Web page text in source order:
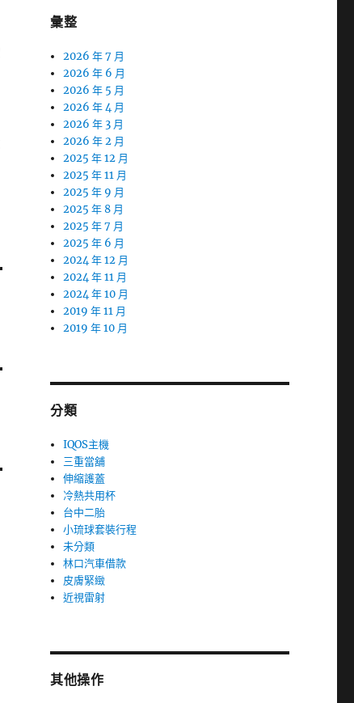
彙整
2026 年 7 月
2026 年 6 月
2026 年 5 月
2026 年 4 月
2026 年 3 月
2026 年 2 月
2025 年 12 月
2025 年 11 月
2025 年 9 月
2025 年 8 月
2025 年 7 月
2025 年 6 月
2024 年 12 月
2024 年 11 月
2024 年 10 月
2019 年 11 月
2019 年 10 月
分類
IQOS主機
三重當舖
伸縮護蓋
冷熱共用杯
台中二胎
小琉球套裝行程
未分類
林口汽車借款
皮膚緊緻
近視雷射
其他操作